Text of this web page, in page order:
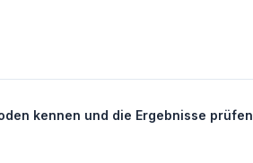
kennen und die Ergebnisse prüfen